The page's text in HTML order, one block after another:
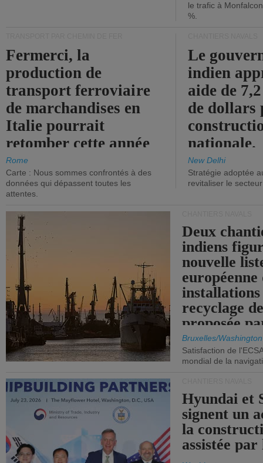
le trafic à
%.
Fermerci, la
production de
transport ferroviaire
de marchandises en
Italie pourrait
retomber cette année
aux niveaux de 2015.
Rome
Carte : Nous sommes confrontés à des
données qui dépassent toutes les
attentes.
Le
indien
aide de
de dollars
nationale.
New Delhi
Stratégie adoptée
revitaliser le secteur
Deux
indiens
nouvelle
européenne
installations
recyclage
proposée
Bruxelles/Washington
Satisfaction de
mondial de la
Hyundai et
signent un
la
assistée